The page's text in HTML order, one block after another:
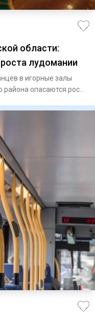
области:
лудомании
в игорные залы
района опасаются роста